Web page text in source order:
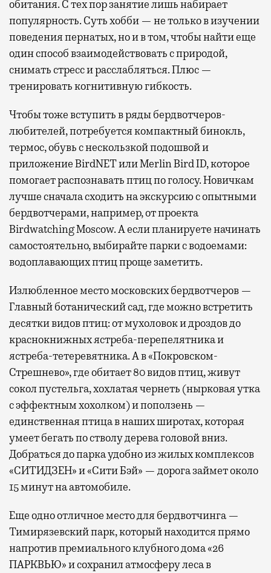
обитания. С тех пор занятие лишь набирает
популярность. Суть хобби — не только в изучении
поведения пернатых, но и в том, чтобы найти еще
один способ взаимодействовать с природой,
снимать стресс и расслабляться. Плюс —
тренировать когнитивную гибкость.
Чтобы тоже вступить в ряды бердвотчеров-
любителей, потребуется компактный бинокль,
термос, обувь с нескользкой подошвой и
приложение BirdNET или Merlin Bird ID, которое
помогает распознавать птиц по голосу. Новичкам
лучше сначала сходить на экскурсию с опытными
бердвотчерами, например, от проекта
Birdwatching Moscow. А если планируете начинать
самостоятельно, выбирайте парки с водоемами:
водоплавающих птиц проще заметить.
Излюбленное место московских бердвотчеров —
Главный ботанический сад, где можно встретить
десятки видов птиц: от мухоловок и дроздов до
краснокнижных ястреба-перепелятника и
ястреба-тетеревятника. А в «Покровском-
Стрешнево», где обитает 80 видов птиц, живут
сокол пустельга, хохлатая чернеть (нырковая утка
с эффектным хохолком) и поползень —
единственная птица в наших широтах, которая
умеет бегать по стволу дерева головой вниз.
Добраться до парка удобно из жилых комплексов
«СИТИДЗЕН» и «Сити Бэй» — дорога займет около
15 минут на автомобиле.
Еще одно отличное место для бердвотчинга —
Тимирязевский парк, который находится прямо
напротив премиального клубного дома «26
ПАРКВЬЮ» и сохранил атмосферу леса в